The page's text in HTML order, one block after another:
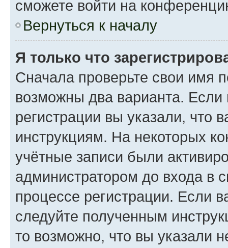
сможете войти на
Вернуться к началу
Я только что
Сначала проверьте свои имя
возможны два варианта.
регистрации вы указали, что
инструкциям. На некоторых
учётные записи были
администратором до входа в
процессе регистрации. Если
следуйте полученным
то возможно, что вы указали